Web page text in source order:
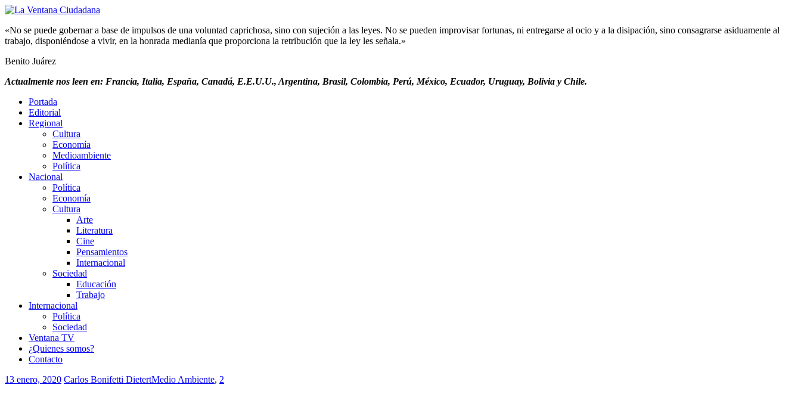
«No se puede gobernar a base de impulsos de una voluntad caprichosa, sino con sujeción a las leyes. No se pueden improvisar fortunas, ni entregarse al ocio y a la disipación, sino consagrarse asiduamente al
trabajo, disponiéndose a vivir, en la honrada medianía que proporciona la retribución que la ley les señala.»
Benito Juárez
Actualmente nos leen en: Francia, Italia, España, Canadá, E.E.U.U., Argentina, Brasil, Colombia, Perú, México, Ecuador, Uruguay, Bolivia y Chile.
Portada
Editorial
Regional
Cultura
Economía
Medioambiente
Política
Nacional
Política
Economía
Cultura
Arte
Literatura
Cine
Pensamientos
Internacional
Sociedad
Educación
Trabajo
Internacional
Política
Sociedad
Ventana TV
¿Quienes somos?
Contacto
13 enero, 2020 Carlos Bonifetti DietertMedio Ambiente, 2